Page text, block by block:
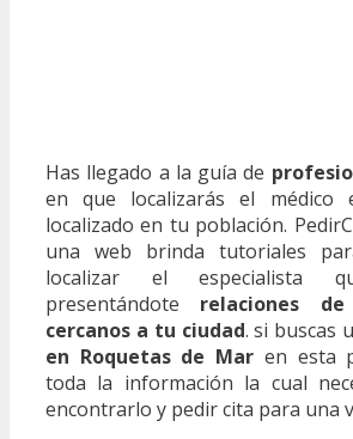
Has llegado a la guía de
en que localizarás el médico
localizado en tu población.
una web brinda tutoriales
localizar el especialista
presentándote relaciones de
cercanos a tu ciudad. si buscas
en Roquetas de Mar en esta
toda la información la cual
encontrarlo y pedir cita para una